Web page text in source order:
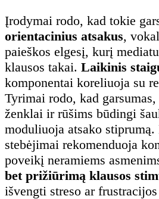
Įrodymai rodo, kad tokie
orientacinius atsakus,
paieškos elgesį, kurį
klausos takai. Laikinis
komponentai koreliuoja su
Tyrimai rodo, kad
ženklai ir rūšims būdingi
moduliuoja atsako
stebėjimai rekomenduoja
poveikį neramiems
bet prižiūrimą klausos
išvengti streso ar